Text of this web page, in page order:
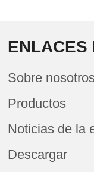
ENLACES
Sobre
Productos
Noticias de la
Descargar